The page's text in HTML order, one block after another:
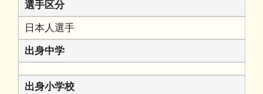
選手区分
日本人選手
出身中学
出身小学校